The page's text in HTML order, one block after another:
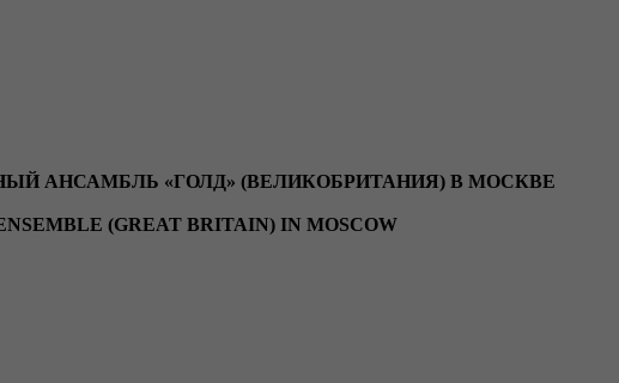
АНСАМБЛЬ «ГОЛД» (ВЕЛИКОБРИТАНИЯ) В МОСКВЕ
(GREAT BRITAIN) IN MOSCOW